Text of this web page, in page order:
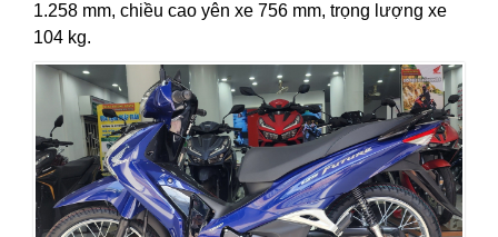
1.258 mm, chiều cao yên xe 756 mm, trọng lượng xe
104 kg.